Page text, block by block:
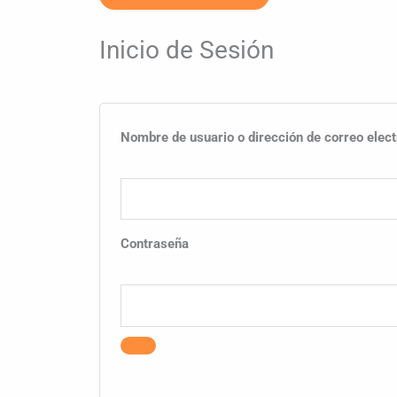
Inicio de Sesión
Nombre de usuario o dirección de correo
Contraseña
*Obligatorio